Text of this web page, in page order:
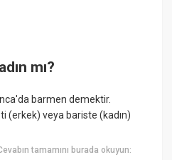
mı?
barmen demektir.
(erkek) veya bariste (kadın)
tamamını burada okuyun: